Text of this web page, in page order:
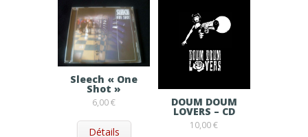
Sleech « One
Shot »
6,00€
Détails
DOUM DOUM
LOVERS – CD
10,00€